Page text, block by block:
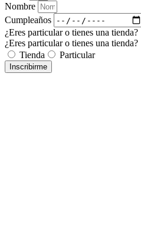
Nombre
Cumpleaños
¿Eres particular o tienes una tienda?
¿Eres particular o tienes una tienda?
Tienda
Particular
Inscribirme